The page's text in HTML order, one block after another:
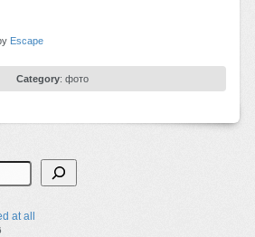
Escape
Category: фото
at all